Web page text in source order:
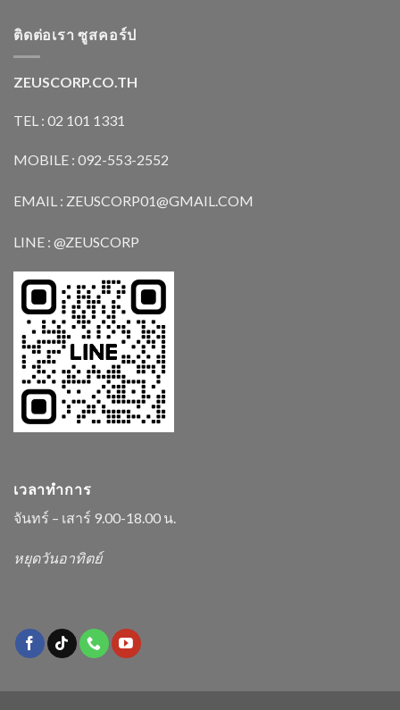
ติดต่อเรา ซูสคอร์ป
ZEUSCORP.CO.TH
TEL : 02 101 1331
MOBILE : 092-553-2552
EMAIL : ZEUSCORP01@GMAIL.COM
LINE : @ZEUSCORP
เวลาทำการ
จันทร์ – เสาร์ 9.00-18.00 น.
หยุดวันอาทิตย์